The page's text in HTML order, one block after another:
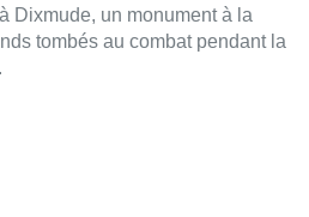
Dixmude, un monument à la
tombés au combat pendant la